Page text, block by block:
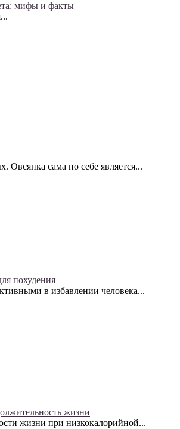
мифы и факты
Овсянка сама по себе является...
похудения
в избавлении человека...
жизни
жизни при низкокалорийной...